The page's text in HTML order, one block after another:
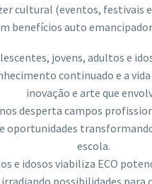
cultural (eventos, festivais
benefícios auto
jovens, adultos e
continuado e a vida
inovação e arte que
desperta campos
oportunidades
escola.
e idosos viabiliza ECO
possibilidades para